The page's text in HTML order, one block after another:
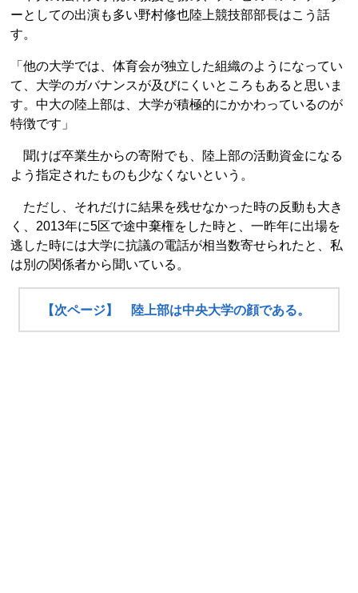
ーとしての出演も多い野村修也陸上競技部部長はこう話
す。
「他の大学では、体育会が独立した組織のようになってい
て、大学のガバナンスが及びにくいところもあると思いま
す。中大の陸上部は、大学が積極的にかかわっているのが
特徴です」
聞けば卒業生からの寄附でも、陸上部の活動資金になる
よう指定されたものも少なくないという。
ただし、それだけに結果を残せなかった時の反動も大き
く、2013年に5区で途中棄権をした時と、一昨年に出場を
逃した時には大学に抗議の電話が相当数寄せられたと、私
は別の関係者から聞いている。
【次ページ】 陸上部は中央大学の顔である。